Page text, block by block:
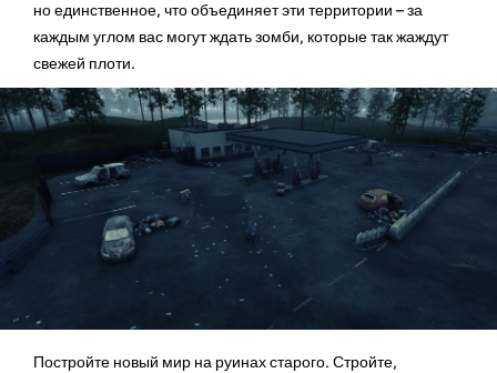
но единственное, что объединяет эти территории – за
каждым углом вас могут ждать зомби, которые так жаждут
свежей плоти.
Постройте новый мир на руинах старого. Стройте,